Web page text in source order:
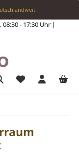
- 17:30 Uhr |
Du hast 0